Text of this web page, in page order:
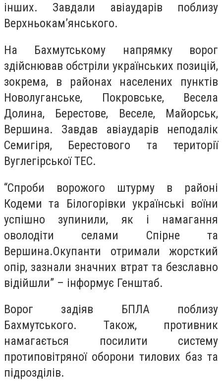
інших. Завдали авіаударів поблизу
Верхньокам’янського.
На Бахмутському напрямку ворог
здійснював обстріли українських позицій,
зокрема, в районах населених пунктів
Новолуганське, Покровське, Весела
Долина, Берестове, Веселе, Майорськ,
Вершина. Завдав авіаударів неподалік
Семигіря, Берестового та території
Вуглегірської ТЕС.
“Спроби ворожого штурму в районі
Кодеми та Білогорівки українські воїни
успішно зупинили, як і намагання
оволодіти селами Спірне та
Вершина.Окупанти отримали жорсткий
опір, зазнали значних втрат та безславно
відійшли” – інформує Генштаб.
Ворог задіяв БПЛА поблизу
Бахмутського. Також, противник
намагається посилити систему
протиповітряної оборони тилових баз та
підрозділів.